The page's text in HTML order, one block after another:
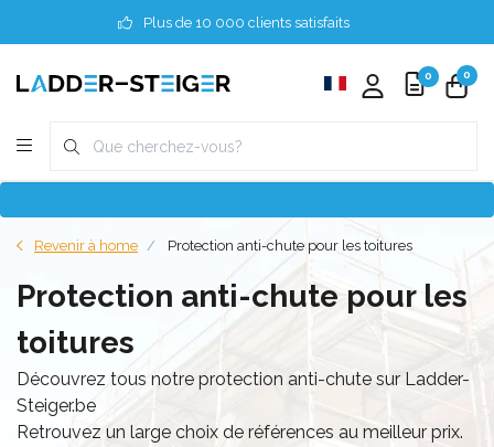
Plus de 10 000 clients satisfaits
0 0
Revenir à home Protection anti-chute pour les toitures
Protection anti-chute pour les
toitures
Découvrez tous notre protection anti-chute sur Ladder-
Steiger.be
Retrouvez un large choix de références au meilleur prix.